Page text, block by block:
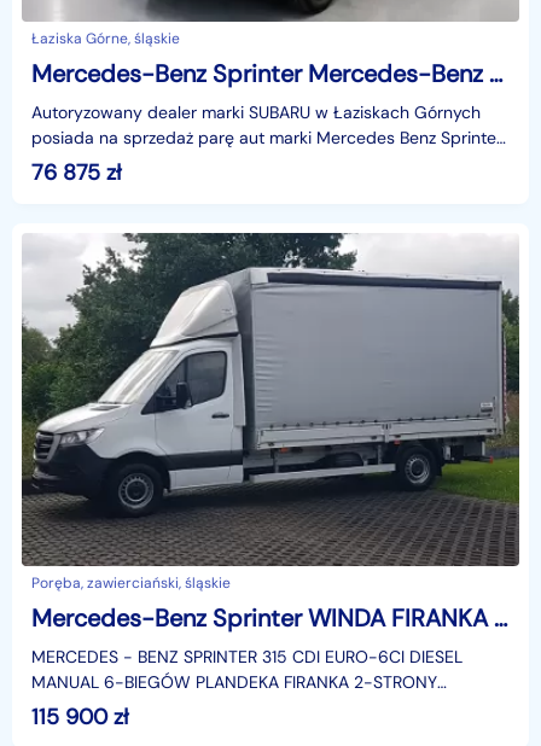
Łaziska Górne, śląskie
Mercedes-Benz Sprinter Mercedes-Benz Sprinter 314 - IZOTERMA - KONTENER - NOWY MODEL
Autoryzowany dealer marki SUBARU w Łaziskach Górnych
posiada na sprzedaż parę aut marki Mercedes Benz Sprinter
z zabudową izotermiczną. Samochody z Polskiego sa
76 875 zł
Poręba, zawierciański, śląskie
Mercedes-Benz Sprinter WINDA FIRANKA 4,24x2,16x2,28 ROZSUWANY DACH PLANDEKA PAKA
MERCEDES - BENZ SPRINTER 315 CDI EURO-6CI DIESEL
MANUAL 6-BIEGÓW PLANDEKA FIRANKA 2-STRONY
ROZSUWANY DACH 8-EURO PALET WYMIARY: 4,24x2,16x2,28
KLIMATRONIK TEMPO
115 900zł